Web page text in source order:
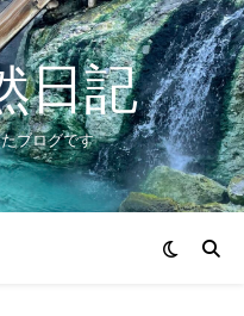
日記
ブログです